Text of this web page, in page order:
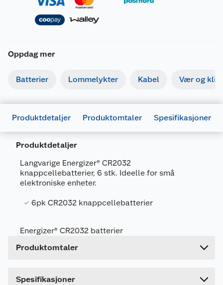
Oppdag mer
Batterier Lommelykter Kabel Vær og
Produktdetaljer Produktomtaler Spesifikasjoner
Produktdetaljer
Langvarige Energizer® CR2032
knappcellebatterier, 6 stk. Ideelle for små
elektroniske enheter.
6pk CR2032 knappcellebatterier
Energizer® CR2032 batterier
Produktomtaler
Dette produktet har ikke fått noen omtale ennå.
Spesifikasjoner
Artikkelnummer
7638900435856
Leverandørens artikkelnummer
Forpakningsmål
Høyde